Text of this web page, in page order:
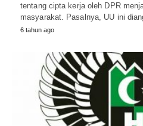
tentang cipta kerja oleh DPR
masyarakat. Pasalnya, UU ini
6 tahun ago